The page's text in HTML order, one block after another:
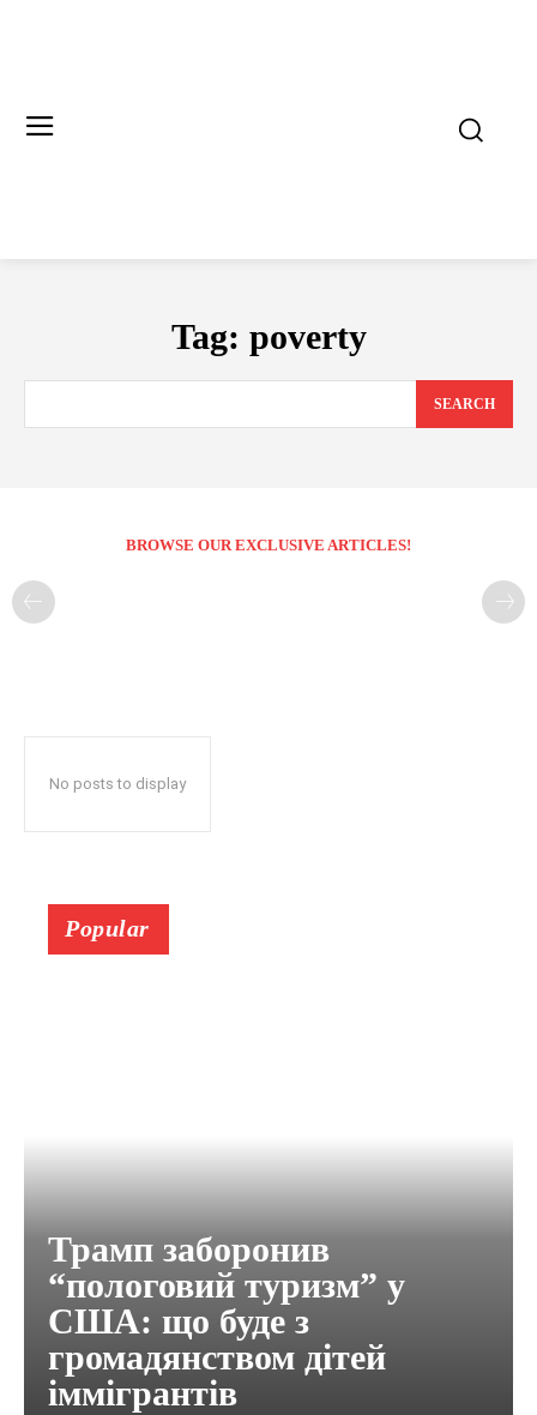
Tag: poverty
SEARCH
BROWSE OUR EXCLUSIVE ARTICLES!
No posts to display
Popular
Трамп заборонив
“пологовий туризм” у
США: що буде з
громадянством дітей
іммігрантів